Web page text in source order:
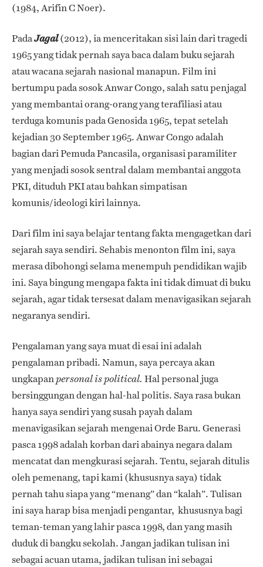
(1984, Arifin C Noer).
PadaJagal(2012), ia menceritakan sisi lain dari tragedi
1965 yang tidak pernah saya baca dalam buku sejarah
atau wacana sejarah nasional manapun. Film ini
bertumpu pada sosok Anwar Congo, salah satu penjagal
yang membantai orang-orang yang terafiliasi atau
terduga komunis pada Genosida 1965, tepat setelah
kejadian 30 September 1965. Anwar Congo adalah
bagian dari Pemuda Pancasila, organisasi paramiliter
yang menjadi sosok sentral dalam membantai anggota
PKI, dituduh PKI atau bahkan simpatisan
komunis/ideologi kiri lainnya.
Dari film ini saya belajar tentang fakta mengagetkan dari
sejarah saya sendiri. Sehabis menonton film ini, saya
merasa dibohongi selama menempuh pendidikan wajib
ini. Saya bingung mengapa fakta ini tidak dimuat di buku
sejarah, agar tidak tersesat dalam menavigasikan sejarah
negaranya sendiri.
Pengalaman yang saya muat di esai ini adalah
pengalaman pribadi. Namun, saya percaya akan
ungkapanpersonal is political. Hal personal juga
bersinggungan dengan hal-hal politis. Saya rasa bukan
hanya saya sendiri yang susah payah dalam
menavigasikan sejarah mengenai Orde Baru. Generasi
pasca 1998 adalah korban dari abainya negara dalam
mencatat dan mengkurasi sejarah. Tentu, sejarah ditulis
oleh pemenang, tapi kami (khususnya saya) tidak
pernah tahu siapa yang “menang” dan “kalah”. Tulisan
ini saya harap bisa menjadi pengantar, khususnya bagi
teman-teman yang lahir pasca 1998, dan yang masih
duduk di bangku sekolah. Jangan jadikan tulisan ini
sebagai acuan utama, jadikan tulisan ini sebagai